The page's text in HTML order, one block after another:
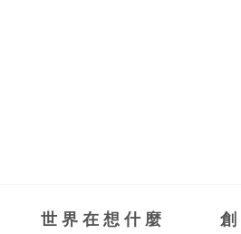
世界在想什麼